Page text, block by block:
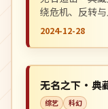
绕危机、反转
推荐观看。
2024-12-28
中国
无名之下·典
综艺 科幻